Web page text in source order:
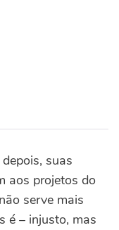
suas
aos projetos do
serve mais
é – injusto, mas